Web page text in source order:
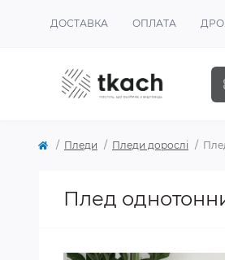
ДОСТАВКА ОПЛАТА
Пледи Пледи дорослі
Плед